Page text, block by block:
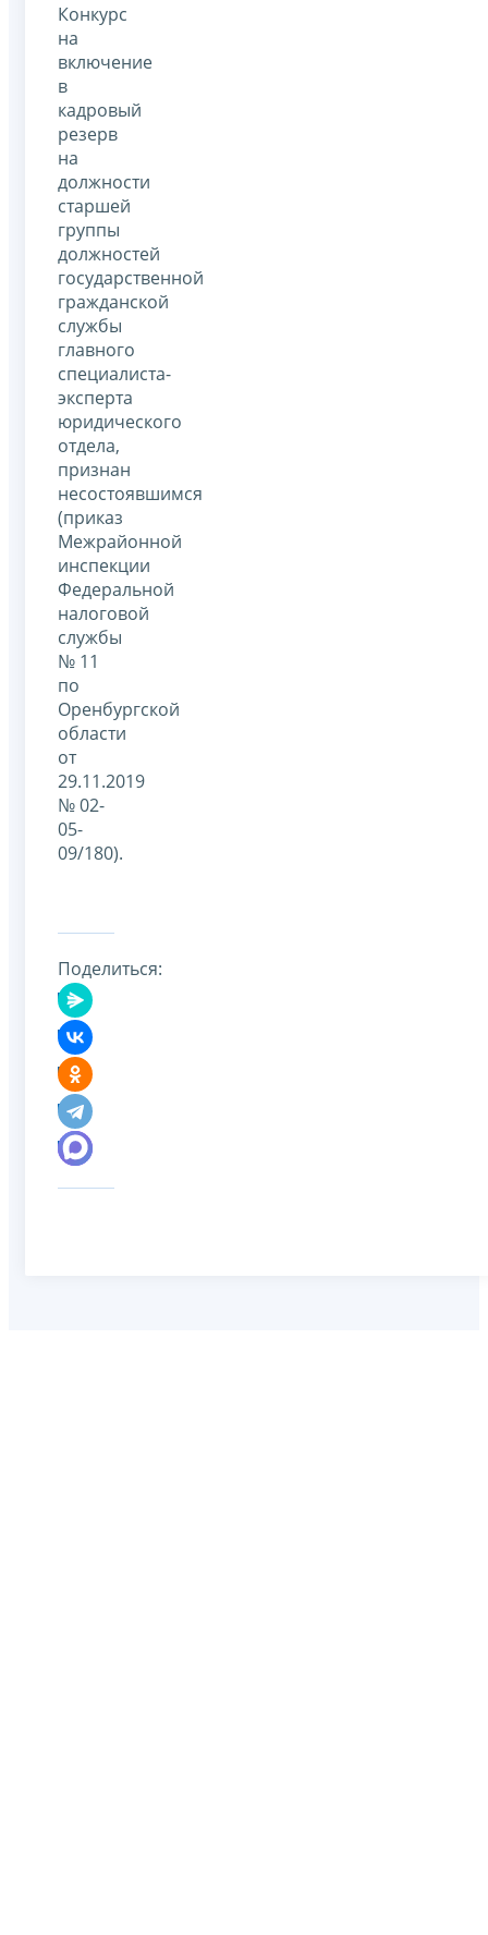
Конкурс
на
включение
в
кадровый
резерв
на
должности
старшей
группы
должностей
государственной
гражданской
службы
главного
специалиста-
эксперта
юридического
отдела,
признан
несостоявшимся
(приказ
Межрайонной
инспекции
Федеральной
налоговой
службы
№ 11
по
Оренбургской
области
от
29.11.2019
№ 02-
05-
09/180).
Поделиться: